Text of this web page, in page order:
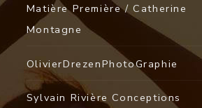
Matière Première / Catherine
Montagne
OlivierDrezenPhotoGraphie
Sylvain Rivière Conceptions